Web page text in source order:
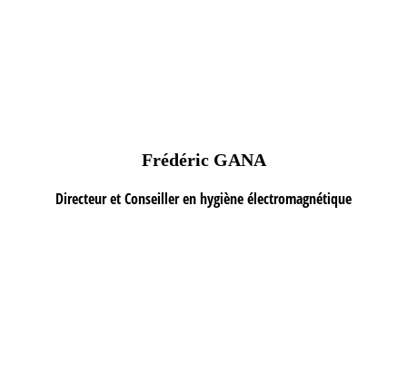
Frédéric GANA
Directeur et Conseiller en hygiène électromagnétique